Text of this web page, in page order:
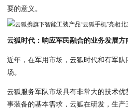
要的意义。
云狐时代：响应军民融合的业务发展方
近年，在军用市场，云狐时代和有军
场。
云狐服务军队市场具有非常大的技术
事装备的基本需求，云狐在研发，生